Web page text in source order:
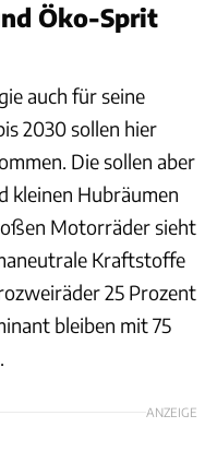
Öko-Sprit
auch für seine
2030 sollen hier
Die sollen aber
kleinen Hubräumen
Motorräder sieht
Kraftstoffe
25 Prozent
bleiben mit 75
ANZEIGE